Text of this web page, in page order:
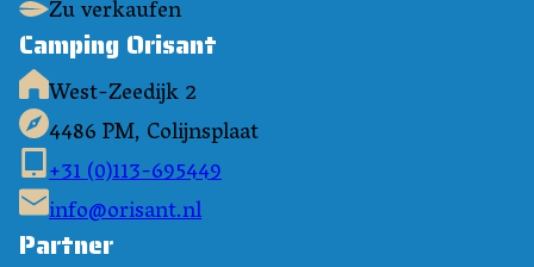
Camping Orisant
West-Zeedijk 2
4486 PM, Colijnsplaat
+31 (0)113-695449
info@orisant.nl
Zu verkaufen
Partner